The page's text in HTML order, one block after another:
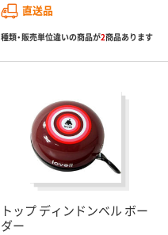
直送品
種類・販売単位違いの商品が2商品あります
トップ ディンドンベル ボー
ダー